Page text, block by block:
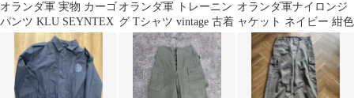
オランダ軍 実物 カーゴ
パンツ KLU SEYNTEX
オランダ軍 トレーニン
グ Tシャツ vintage 古着
オランダ軍ナイロンジ
ャケット ネイビー 紺色